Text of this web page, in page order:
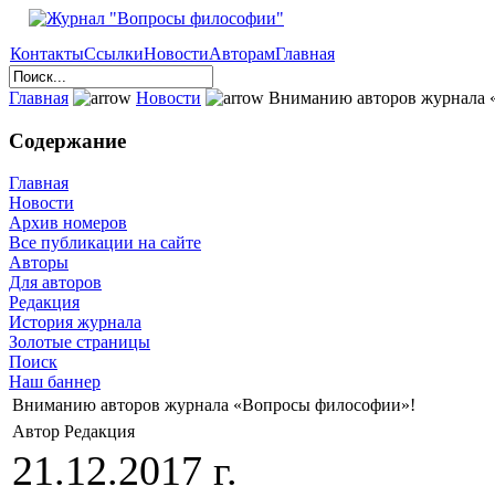
КонтактыСсылкиНовостиАвторамГлавная
Главная Новости Вниманию авторов журнала
Содержание
Главная
Новости
Архив номеров
Все публикации на сайте
Авторы
Для авторов
Редакция
История журнала
Золотые страницы
Поиск
Наш баннер
Вниманию авторов журнала «Вопросы философии»!
Автор Редакция
21.12.2017 г.